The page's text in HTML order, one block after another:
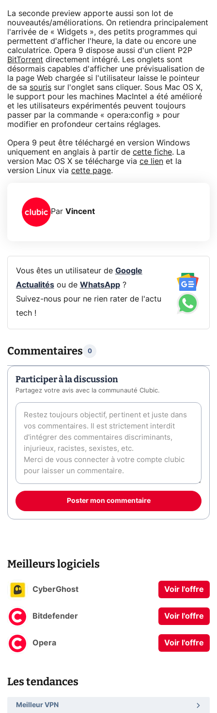
La seconde preview apporte aussi son lot de
nouveautés/améliorations. On retiendra principalement
l'arrivée de « Widgets », des petits programmes qui
permettent d'afficher l'heure, la date ou encore une
calculatrice. Opera 9 dispose aussi d'un client P2P
BitTorrent directement intégré. Les onglets sont
désormais capables d'afficher une prévisualisation de
la page Web chargée si l'utilisateur laisse le pointeur
de sa souris sur l'onglet sans cliquer. Sous Mac OS X,
le support pour les machines MacIntel a été amélioré
et les utilisateurs expérimentés peuvent toujours
passer par la commande « opera:config » pour
modifier en profondeur certains réglages.
Opera 9 peut être téléchargé en version Windows
uniquement en anglais à partir de cette fiche. La
version Mac OS X se télécharge via ce lien et la
version Linux via cette page.
Par Vincent
Vous êtes un utilisateur de Google
Actualitésou de WhatsApp?
Suivez-nous pour ne rien rater de l'actu
tech !
Commentaires 0
Participer à la discussion
Partagez votre avis avec la communauté Clubic.
Poster mon commentaire
Meilleurs logiciels
CyberGhost Voir l'offre
Bitdefender Voir l'offre
Opera Voir l'offre
Les tendances
Meilleur VPN